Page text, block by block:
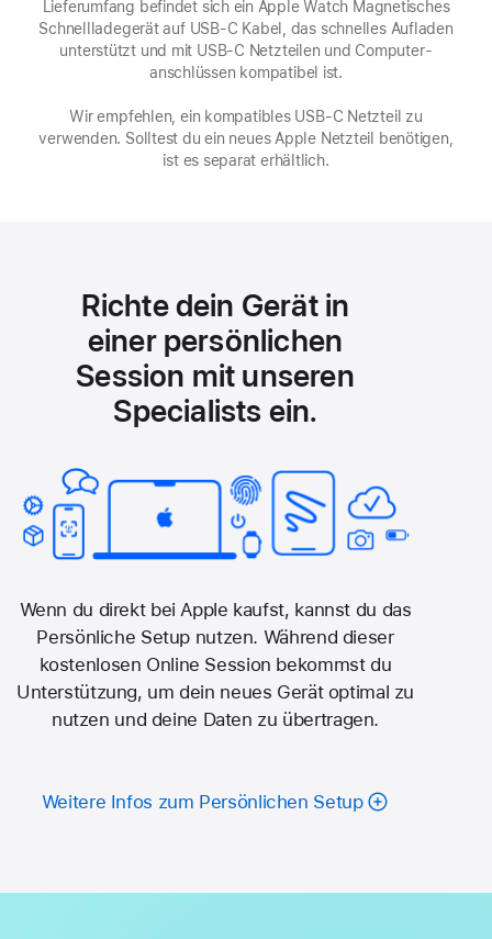
neues
Fenster)
Lieferumfang befindet sich ein Apple Watch Magnetisches
Schnell­ladegerät auf USB-C Kabel, das schnelles Aufladen
unterstützt und mit USB-C Netzteilen und Computer­
anschlüssen kompatibel ist.
Wir empfehlen, ein kompatibles USB‑C Netzteil zu
verwenden. Solltest du ein neues Apple Netzteil benötigen,
ist es separat erhältlich.
Richte dein Gerät in
einer persönlichen
Session mit unseren
Specialists ein.
Wenn du direkt bei Apple kaufst, kannst du das
Persönliche Setup nutzen. Während dieser
kostenlosen Online Session bekommst du
Unterstützung, um dein neues Gerät optimal zu
nutzen und deine Daten­ zu übertragen.
Weitere Infos zum Persönlichen Setup